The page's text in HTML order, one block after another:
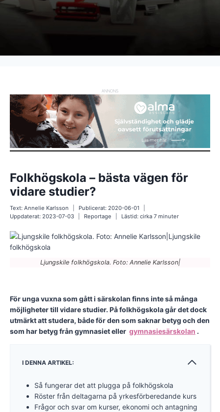
ANNONS
Folkhögskola – bästa vägen för
vidare studier?
Text: Annelie Karlsson Publicerat: 2020-06-01
Uppdaterat: 2023-07-03 Reportage Lästid: cirka7minuter
Ljungskile folkhögskola. Foto: Annelie Karlsson|
För unga vuxna som gått i särskolan finns inte så många
möjligheter till vidare studier. På folkhögskola går det dock
utmärkt att studera, både för den som saknar betyg och den
som har betyg från gymnasiet eller gymnasiesärskolan .
I DENNA ARTIKEL:
Så fungerar det att plugga på folkhögskola
Röster från deltagarna på yrkesförberedande kurs
Frågor och svar om kurser, ekonomi och antagning